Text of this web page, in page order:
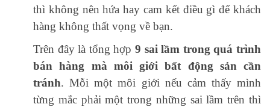
thì không nên hứa hay cam kết điều gì để khách
hàng không thất vọng về bạn.
Trên đây là tổng hợp 9 sai lầm trong quá trình
bán hàng mà môi giới bất động sản cần
tránh. Mỗi một môi giới nếu cảm thấy mình
từng mắc phải một trong những sai lầm trên thì